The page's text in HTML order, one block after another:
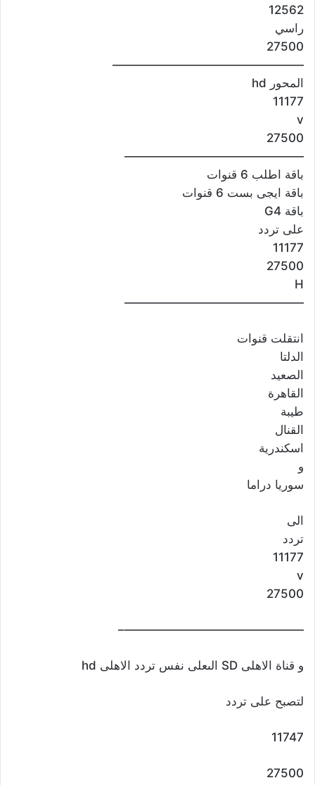
12562
راسي
27500
————————————————
المحور hd
11177
v
27500
———————————————
باقة اطلب 6 قنوات
باقة ايجى بست 6 قنوات
باقة G4
على تردد
11177
27500
H
———————————————
انتقلت قنوات
الدلتا
الصعيد
القاهرة
طيبة
القنال
اسكندرية
و
سوريا دراما
الى
تردد
11177
v
27500
———————————————–
و قناة الاهلى SD الىعلى نفس تردد الاهلى hd
لتصبح على تردد
11747
27500